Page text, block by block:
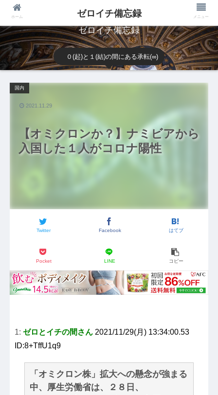
ゼロイチ備忘録
０(起)と１(結)の間にある承転(∞)
【オミクロンか？】ナミビアから
入国した１人がコロナ陽性
国内
Twitter Facebook はてブ
Pocket LINE コピー
2021.11.29
1: ゼロとイチの間さん 2021/11/29(月) 13:34:00.53
ID:8+TffU1q9
「オミクロン株」拡大への懸念が強まる
中、厚生労働省は、２８日、
ホーム ゼロイチ備忘録 メニュー